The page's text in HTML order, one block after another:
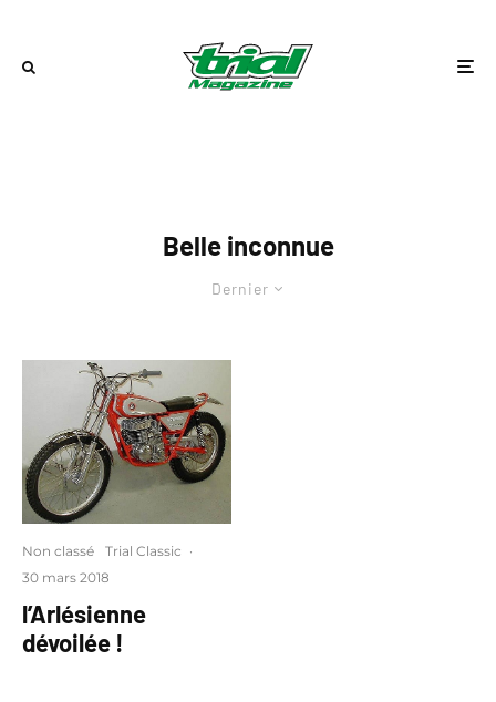
Belle inconnue
Dernier
Non classé Trial Classic ·
30 mars 2018
l’Arlésienne
dévoilée !